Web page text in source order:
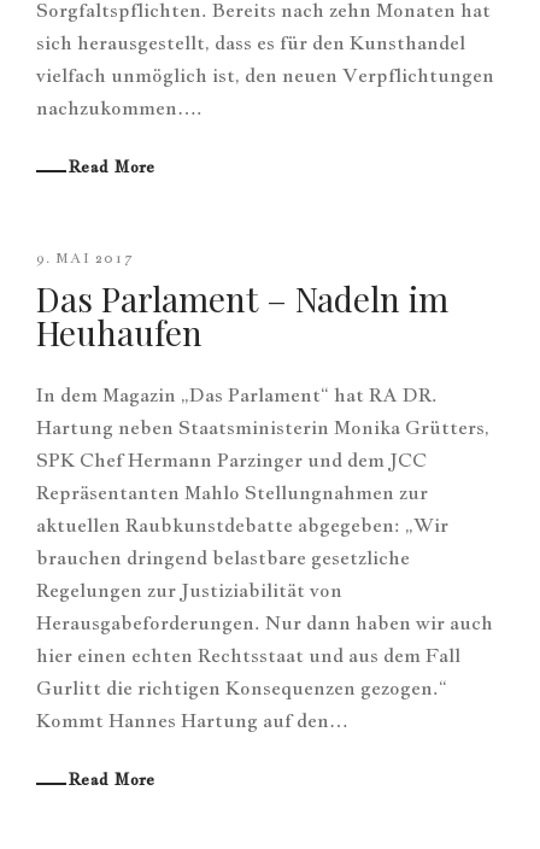
Sorgfaltspflichten. Bereits nach zehn Monaten hat
sich herausgestellt, dass es für den Kunsthandel
vielfach unmöglich ist, den neuen Verpflichtungen
nachzukommen….
Read More
9. MAI 2017
Das Parlament – Nadeln im
Heuhaufen
In dem Magazin „Das Parlament“ hat RA DR.
Hartung neben Staatsministerin Monika Grütters,
SPK Chef Hermann Parzinger und dem JCC
Repräsentanten Mahlo Stellungnahmen zur
aktuellen Raubkunstdebatte abgegeben: „Wir
brauchen dringend belastbare gesetzliche
Regelungen zur Justiziabilität von
Herausgabeforderungen. Nur dann haben wir auch
hier einen echten Rechtsstaat und aus dem Fall
Gurlitt die richtigen Konsequenzen gezogen.“
Kommt Hannes Hartung auf den…
Read More